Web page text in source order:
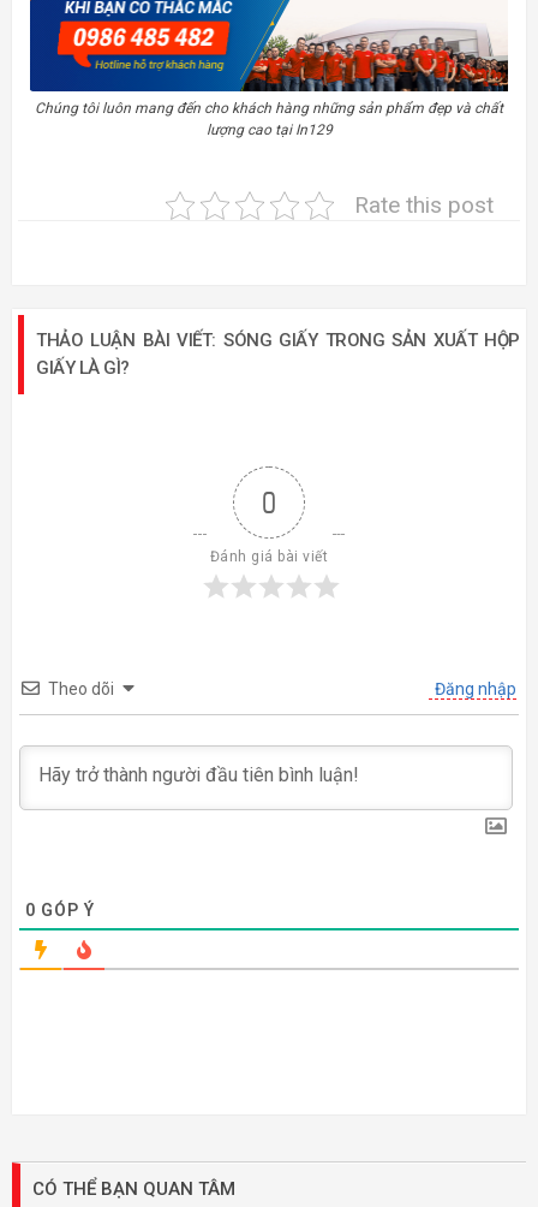
Chúng tôi luôn mang đến cho khách hàng những sản phẩm đẹp và chất
lượng cao tại In129
Rate this post
THẢO LUẬN BÀI VIẾT: SÓNG GIẤY TRONG SẢN XUẤT HỘP
GIẤY LÀ GÌ?
0
Đánh giá bài viết
Theo dõi Đăng nhập
0 GÓP Ý
CÓ THỂ BẠN QUAN TÂM